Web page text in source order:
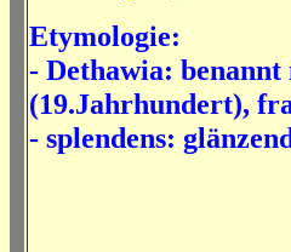
Etymologie:
- Dethawia:
(19.Jahrhundert),
- splendens: